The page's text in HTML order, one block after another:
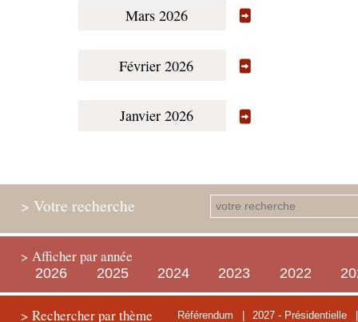
Mars 2026
Février 2026
Janvier 2026
> Votre recherche
> Afficher par année
2026 2025 2024 2023 2022
> Rechercher par thème Référendum 2027 - Présidentielle